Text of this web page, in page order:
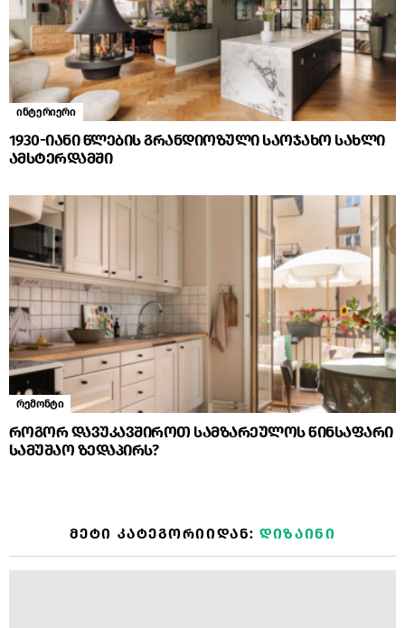
ინტერიერი
1930-იანი წლების გრანდიოზული საოჯახო სახლი
ამსტერდამში
რემონტი
როგორ დავუკავშიროთ სამზარეულოს წინსაფარი
სამუშაო ზედაპირს?
ᲛᲔᲢᲘ ᲙᲐᲢᲔᲒᲝᲠᲘᲘᲓᲐᲜ:ᲓᲘᲖᲐᲘᲜᲘ